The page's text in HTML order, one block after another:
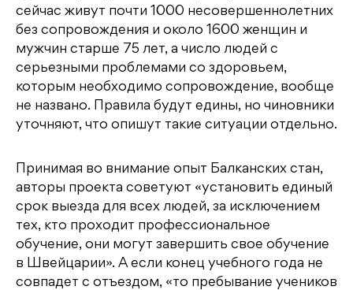
сейчас живут почти 1000 несовершеннолетних
без сопровождения и около 1600 женщин и
мужчин старше 75 лет, а число людей с
серьезными проблемами со здоровьем,
которым необходимо сопровождение, вообще
не названо. Правила будут едины, но чиновники
уточняют, что опишут такие ситуации отдельно.
Принимая во внимание опыт Балканских стан,
авторы проекта советуют «установить единый
срок выезда для всех людей, за исключением
тех, кто проходит профессиональное
обучение, они могут завершить свое обучение
в Швейцарии». А если конец учебного года не
совпадет с отъездом, «то пребывание учеников